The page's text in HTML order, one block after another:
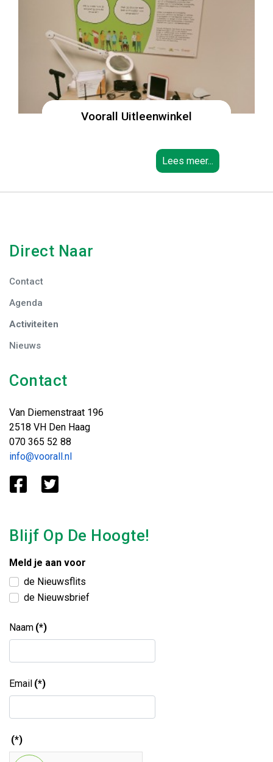
Voorall Uitleenwinkel
Lees meer...
Direct Naar
Contact
Agenda
Activiteiten
Nieuws
Contact
Van Diemenstraat 196
2518 VH Den Haag
070 365 52 88
info@voorall.nl
Blijf Op De Hoogte!
Meld je aan voor
de Nieuwsflits
de Nieuwsbrief
Naam (*)
Email (*)
(*)